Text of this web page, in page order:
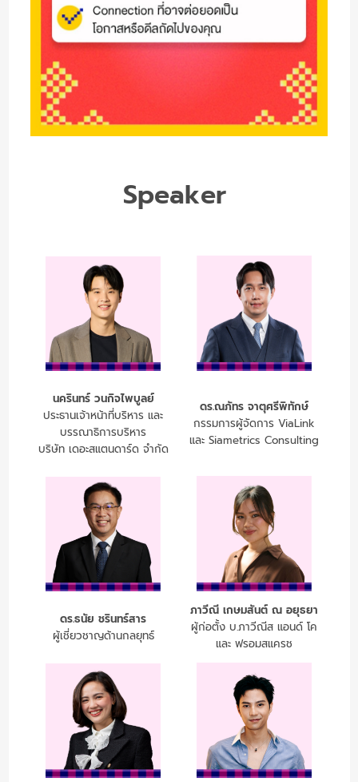
Speaker
นครินทร์ วนกิจไพบูลย์
ประธานเจ้าหน้าที่บริหาร และ
บรรณาธิการบริหาร
บริษัท เดอะสแตนดาร์ด จำกัด
ดร.ณภัทร จาตุศรีพิทักษ์
กรรมการผู้จัดการ ViaLink
และ Siametrics Consulting
ดร.ธนัย ชรินทร์สาร
ผู้เชี่ยวชาญด้านกลยุทธ์
ภาวีณี เกษมสันต์ ณ อยุธยา
ผู้ก่อตั้ง บ.ภาวีณีส แอนด์ โค
และ ฟรอมสแครช